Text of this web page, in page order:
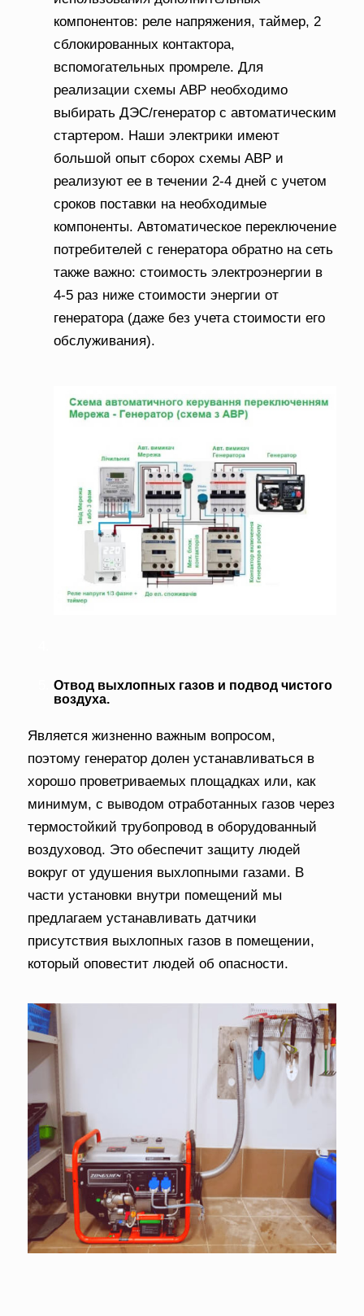
компонентов: реле напряжения, таймер, 2
сблокированных контактора,
вспомогательных промреле. Для
реализации схемы АВР необходимо
выбирать ДЭС/генератор с автоматическим
стартером. Наши электрики имеют
большой опыт сборох схемы АВР и
реализуют ее в течении 2-4 дней с учетом
сроков поставки на необходимые
компоненты. Автоматическое переключение
потребителей с генератора обратно на сеть
также важно: стоимость электроэнергии в
4-5 раз ниже стоимости энергии от
генератора (даже без учета стоимости его
обслуживания).
Отвод выхлопных газов и подвод чистого
воздуха.
Является жизненно важным вопросом,
поэтому генератор долен устанавливаться в
хорошо проветриваемых площадках или, как
минимум, с выводом отработанных газов через
термостойкий трубопровод в оборудованный
воздуховод. Это обеспечит защиту людей
вокруг от удушения выхлопными газами. В
части установки внутри помещений мы
предлагаем устанавливать датчики
присутствия выхлопных газов в помещении,
который оповестит людей об опасности.